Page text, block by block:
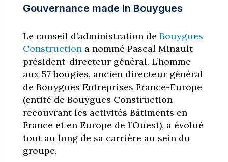
Gouvernance made in Bouygues
Le conseil d’administration de Bouygues
Constructiona nommé Pascal Minault
président-directeur général. L’homme
aux 57 bougies, ancien directeur général
de Bouygues Entreprises France-Europe
(entité de Bouygues Construction
recouvrant les activités Bâtiments en
France et en Europe de l’Ouest), a évolué
tout au long de sa carrière au sein du
groupe.